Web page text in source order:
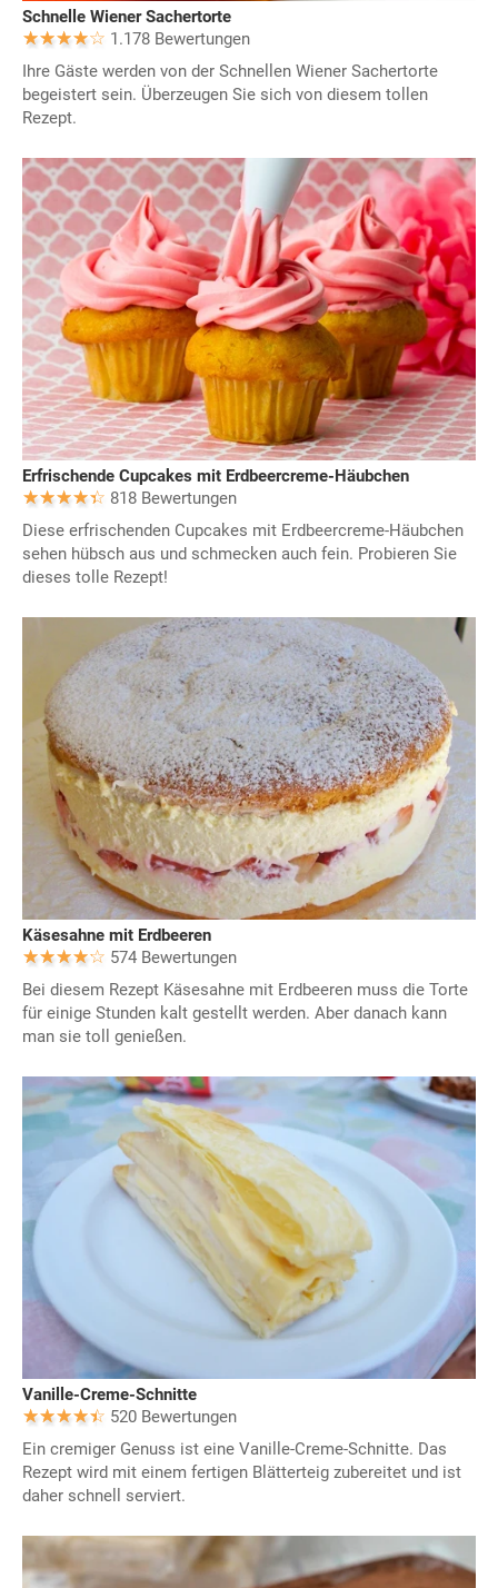
Schnelle Wiener Sachertorte
1.178 Bewertungen
Ihre Gäste werden von der Schnellen Wiener Sachertorte
begeistert sein. Überzeugen Sie sich von diesem tollen
Rezept.
Erfrischende Cupcakes mit Erdbeercreme-Häubchen
818 Bewertungen
Diese erfrischenden Cupcakes mit Erdbeercreme-Häubchen
sehen hübsch aus und schmecken auch fein. Probieren Sie
dieses tolle Rezept!
Käsesahne mit Erdbeeren
574 Bewertungen
Bei diesem Rezept Käsesahne mit Erdbeeren muss die Torte
für einige Stunden kalt gestellt werden. Aber danach kann
man sie toll genießen.
Vanille-Creme-Schnitte
520 Bewertungen
Ein cremiger Genuss ist eine Vanille-Creme-Schnitte. Das
Rezept wird mit einem fertigen Blätterteig zubereitet und ist
daher schnell serviert.